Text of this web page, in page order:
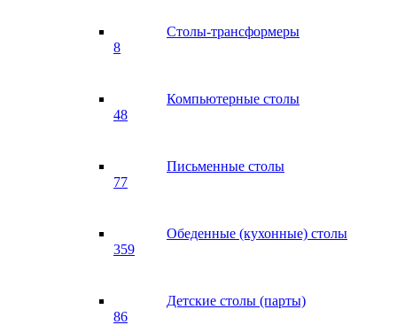
Столы-трансформеры
8
Компьютерные столы
48
Письменные столы
77
Обеденные (кухонные) столы
359
Детские столы (парты)
86